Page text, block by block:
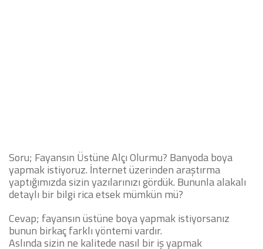
Soru; Fayansın Üstüne Alçı Olurmu? Banyoda boya
yapmak istiyoruz. İnternet üzerinden araştırma
yaptığımızda sizin yazılarınızı gördük. Bununla alakalı
detaylı bir bilgi rica etsek mümkün mü?
Cevap; fayansın üstüne boya yapmak istiyorsanız
bunun birkaç farklı yöntemi vardır.
Aslında sizin ne kalitede nasıl bir iş yapmak